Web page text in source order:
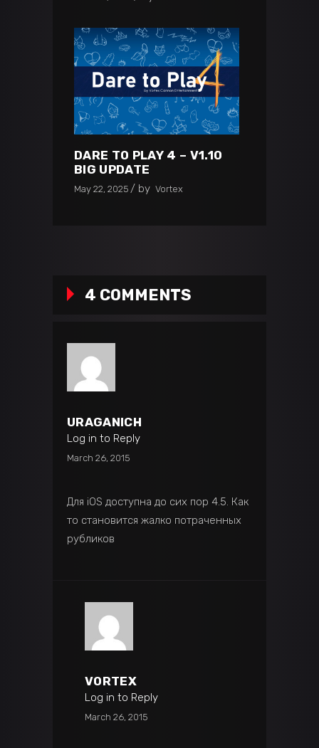
DARE TO PLAY 4 – V1.10
BIG UPDATE
May 22, 2025 by Vortex
4 COMMENTS
URAGANICH
Log in to Reply
March 26, 2015
Для iOS доступна до сих пор 4.5. Как
то становится жалко потраченных
рубликов
VORTEX
Log in to Reply
March 26, 2015